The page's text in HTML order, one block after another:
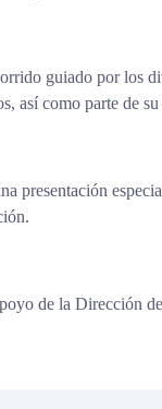
guiado por los
así como parte de
presentación
de la Dirección